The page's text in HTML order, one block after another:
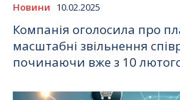
Новини 10.02.2025
Компанія оголосила про
масштабні звільнення
починаючи вже з 10